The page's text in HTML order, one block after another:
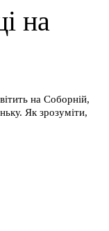
на
на Соборній,
Як зрозуміти,